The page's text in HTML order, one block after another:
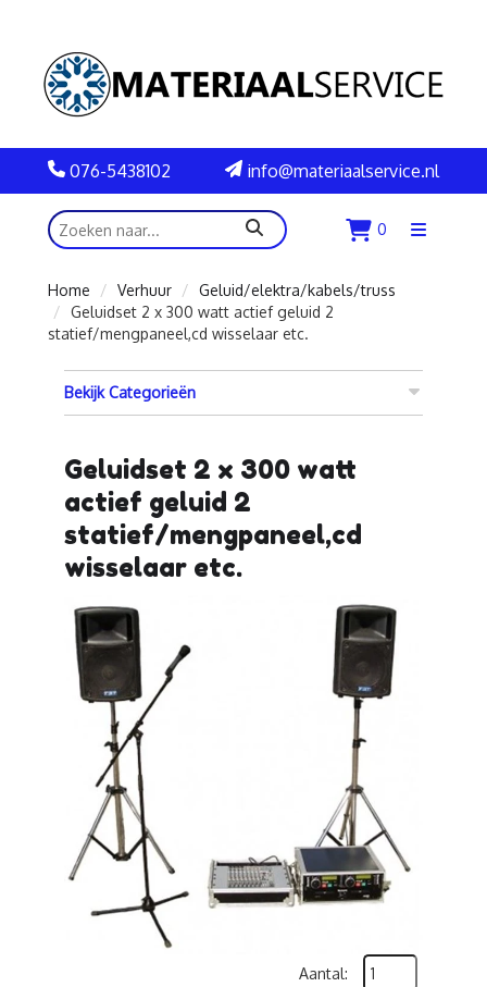
076-5438102 info@materiaalservice.nl
zoeken 0
Menu
Home
Verhuur
Geluid/elektra/kabels/truss
Geluidset 2 x 300 watt actief geluid 2
statief/mengpaneel,cd wisselaar etc.
Bekijk Categorieën
Geluidset 2 x 300 watt
actief geluid 2
statief/mengpaneel,cd
wisselaar etc.
Aantal: